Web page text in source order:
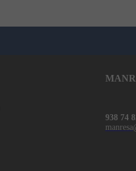
938 74